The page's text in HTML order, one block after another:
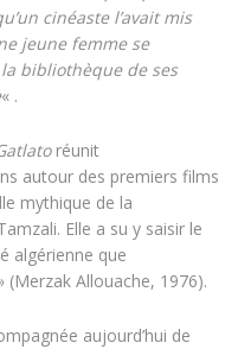
cinéaste l’avait mis
jeune femme se
bibliothèque de ses
« .
réunit
autour des premiers films
mythique de la
Elle a su y saisir le
algérienne que
Allouache, 1976).
aujourd’hui de